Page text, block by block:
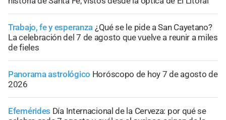
Trabajo, fe y esperanza ¿Qué se le pide a San Cayetano?
La celebración del 7 de agosto que vuelve a reunir a miles
de fieles
Panorama astrológico Horóscopo de hoy 7 de agosto de
2026
Efemérides Día Internacional de la Cerveza: por qué se